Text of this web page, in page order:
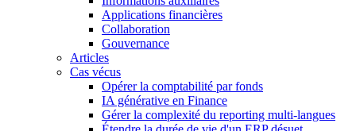
Applications financières
Collaboration
Gouvernance
Articles
Cas vécus
Opérer la comptabilité par fonds
IA générative en Finance
Gérer la complexité du reporting multi-langues